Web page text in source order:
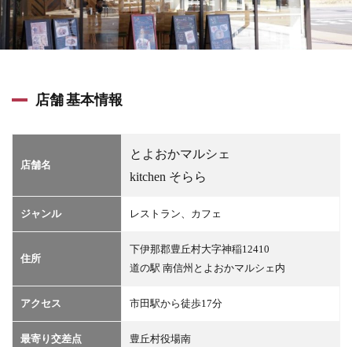
店舗 基本情報
店舗名
とよおかマルシェ
kitchen そらら
ジャンル レストラン、カフェ
住所
下伊那郡豊丘村大字神稲12410
道の駅 南信州とよおかマルシェ内
アクセス 市田駅から徒歩17分
最寄り交差点 豊丘村役場南